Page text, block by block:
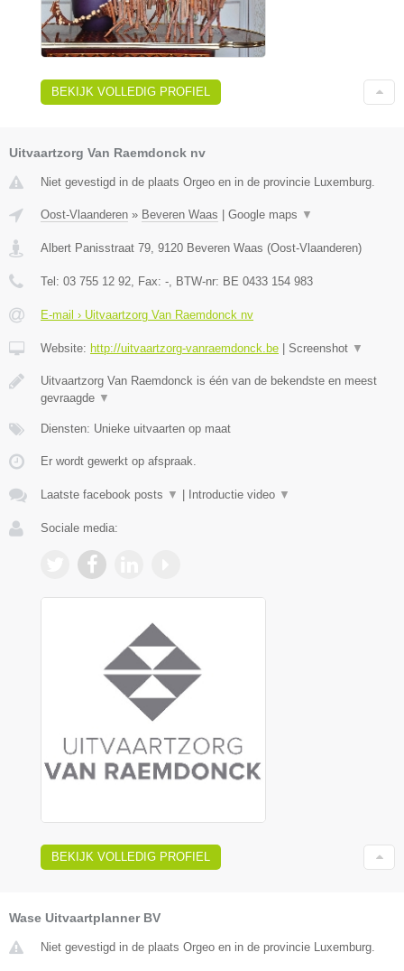
BEKIJK VOLLEDIG PROFIEL
Uitvaartzorg Van Raemdonck nv
Niet gevestigd in de plaats Orgeo en in de provincie Luxemburg.
Oost-Vlaanderen » Beveren Waas Google maps ▼
Albert Panisstraat 79 9120 Beveren Waas (Oost-Vlaanderen)
Tel: 03 755 12 92 , Fax: - , BTW-nr: BE 0433 154 983
E-mail › Uitvaartzorg Van Raemdonck nv
Website: http://uitvaartzorg-vanraemdonck.be Screenshot ▼
Uitvaartzorg Van Raemdonck is één van de bekendste en meest
gevraagde ▼
Diensten: Unieke uitvaarten op maat
Er wordt gewerkt op afspraak.
Laatste facebook posts ▼ Introductie video ▼
Sociale media:
BEKIJK VOLLEDIG PROFIEL
Wase Uitvaartplanner BV
Niet gevestigd in de plaats Orgeo en in de provincie Luxemburg.